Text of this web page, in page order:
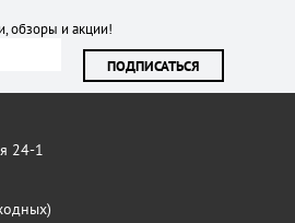
обзоры и акции!
ПОДПИСАТЬСЯ
24-1